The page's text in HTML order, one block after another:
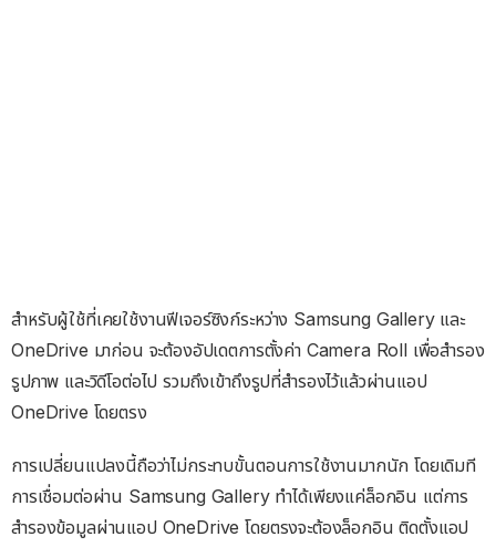
สำหรับผู้ใช้ที่เคยใช้งานฟีเจอร์ซิงก์ระหว่าง Samsung Gallery และ
OneDrive มาก่อน จะต้องอัปเดตการตั้งค่า Camera Roll เพื่อสำรอง
รูปภาพ และวิดีโอต่อไป รวมถึงเข้าถึงรูปที่สำรองไว้แล้วผ่านแอป
OneDrive โดยตรง
การเปลี่ยนแปลงนี้ถือว่าไม่กระทบขั้นตอนการใช้งานมากนัก โดยเดิมที
การเชื่อมต่อผ่าน Samsung Gallery ทำได้เพียงแค่ล็อกอิน แต่การ
สำรองข้อมูลผ่านแอป OneDrive โดยตรงจะต้องล็อกอิน ติดตั้งแอป